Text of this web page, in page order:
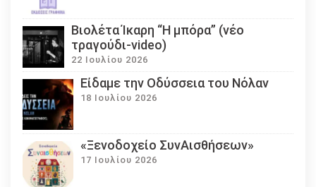
Βιολέτα Ίκαρη “Η μπόρα” (νέο
τραγούδι-video)
22 Ιουλίου 2026
Eίδαμε την Οδύσσεια του Νόλαν
18 Ιουλίου 2026
«Ξενοδοχείο ΣυνΑισθήσεων»
17 Ιουλίου 2026